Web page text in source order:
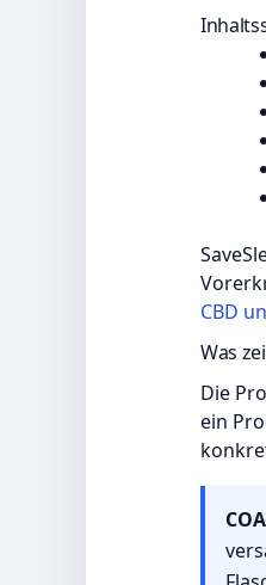
CBD
Was
Die
ein